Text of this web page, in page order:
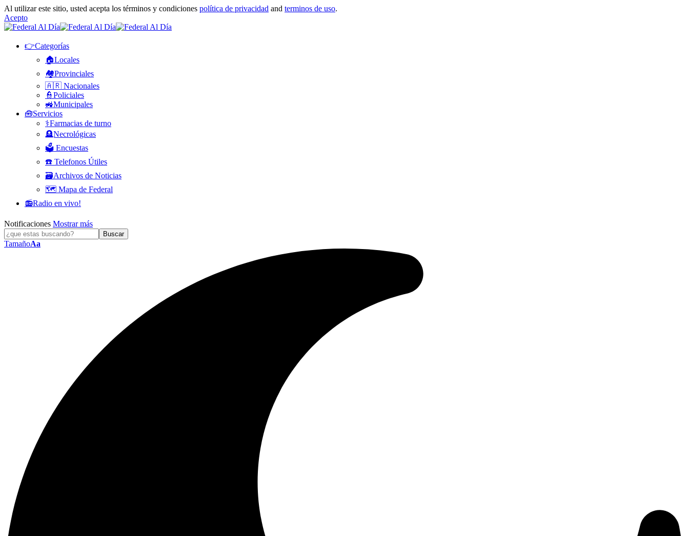
Al utilizar este sitio, usted acepta los términos y condiciones política de privacidad and terminos de uso.
Acepto
👉Categorías
🏠Locales
🏘️Provinciales
🇦🇷 Nacionales
👮Policiales
🚜Municipales
🧰Servicios
⚕️Farmacias de turno
🪦Necrológicas
🗳️ Encuestas
☎️ Telefonos Útiles
🗃️Archivos de Noticias
🗺️ Mapa de Federal
📻Radio en vivo!
Notificaciones Mostrar más
TamañoAa